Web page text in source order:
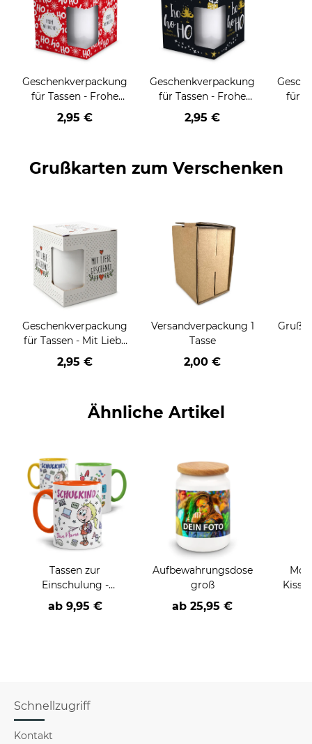
Geschenkverpackung
für Tassen - Frohe
Weihnachten - HO
HO HO - rot
2,95 €
Geschenkverpackung
für Tassen - Frohe
Weihnachten - HO
HO HO - schwarz
2,95 €
für
Grußkarten zum Verschenken
Geschenkverpackung
für Tassen - Mit Liebe
geschenkt
2,95 €
Versandverpackung 1
Tasse
2,00 €
Ähnliche Artikel
Tassen zur
Einschulung -
verschiedene Motive
ab 9,95 €
Aufbewahrungsdose
groß
ab 25,95 €
Schnellzugriff
Kontakt